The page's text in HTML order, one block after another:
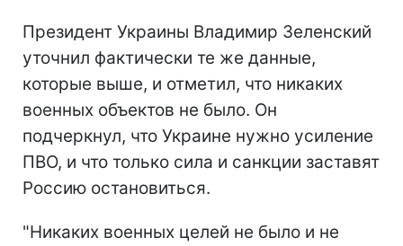
Президент Украины Владимир Зеленский
уточнил фактически те же данные,
которые выше, и отметил, что никаких
военных объектов не было. Он
подчеркнул, что Украине нужно усиление
ПВО, и что только сила и санкции заставят
Россию остановиться.
"Никаких военных целей не было и не